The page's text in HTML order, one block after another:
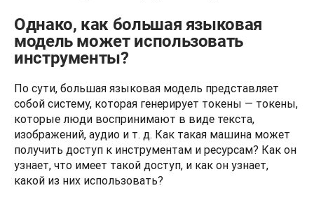
Однако, как большая языковая
модель может использовать
инструменты?
По сути, большая языковая модель представляет
собой систему, которая генерирует токены — токены,
которые люди воспринимают в виде текста,
изображений, аудио и т. д. Как такая машина может
получить доступ к инструментам и ресурсам? Как он
узнает, что имеет такой доступ, и как он узнает,
какой из них использовать?